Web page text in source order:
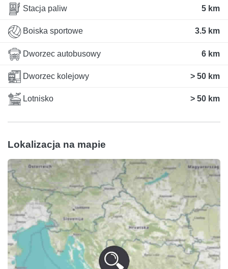
Stacja paliw 5 km
Boiska sportowe 3.5 km
Dworzec autobusowy 6 km
Dworzec kolejowy > 50 km
Lotnisko > 50 km
Lokalizacja na mapie